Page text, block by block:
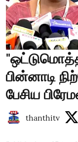
பின்னாடி
பேசிய
thanthitv